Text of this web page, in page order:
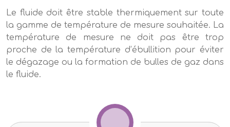
Le fluide doit être stable thermiquement sur toute
la gamme de température de mesure souhaitée. La
température de mesure ne doit pas être trop
proche de la température d’ébullition pour éviter
le dégazage ou la formation de bulles de gaz dans
le fluide.